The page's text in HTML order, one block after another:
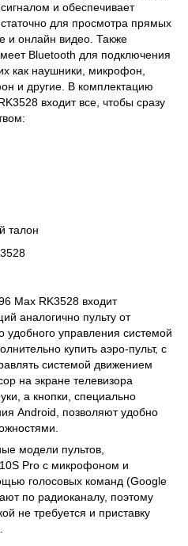
и обеспечивает
для просмотра прямых
и онлайн видео. Также
Bluetooth для подключения
как наушники, микрофон,
и другие. В комплектацию
входит все, чтобы сразу
талон
Max RK3528 входит
аналогично пульту от
удобного управления системой
купить аэро-пульт, с
системой движением
на экране телевизора
а кнопки, специально
Android, позволяют удобно
модели пультов,
Pro с микрофоном и
голосовых команд (Google
по радиоканалу, поэтому
не требуется и приставку